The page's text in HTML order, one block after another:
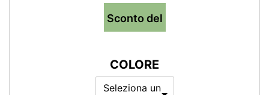
Sconto del
COLORE
Seleziona un